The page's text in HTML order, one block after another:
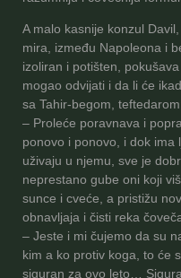
A malo kasnije konzul
mira, između Napoleona i
izoliran i potišten,
mogao odvijati i da li će
sa Tahir-begom,
– Proleće poravnava i
ponovo i ponovo, i dok ima
uživaju u njemu, sve je
neprestano gube oni koji
sunce i cveće, a pristižu
obnavljaja i čisti reka
– Jeste i mi čujemo da su
kim a ko protiv koga, to će
siguran za ovo leto…